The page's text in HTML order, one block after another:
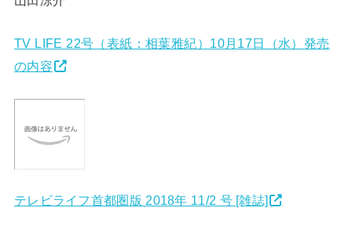
TV LIFE 22号（表紙：相葉雅紀）10月17日（水）発売
の内容
テレビライフ首都圏版 2018年 11/2 号 [雑誌]